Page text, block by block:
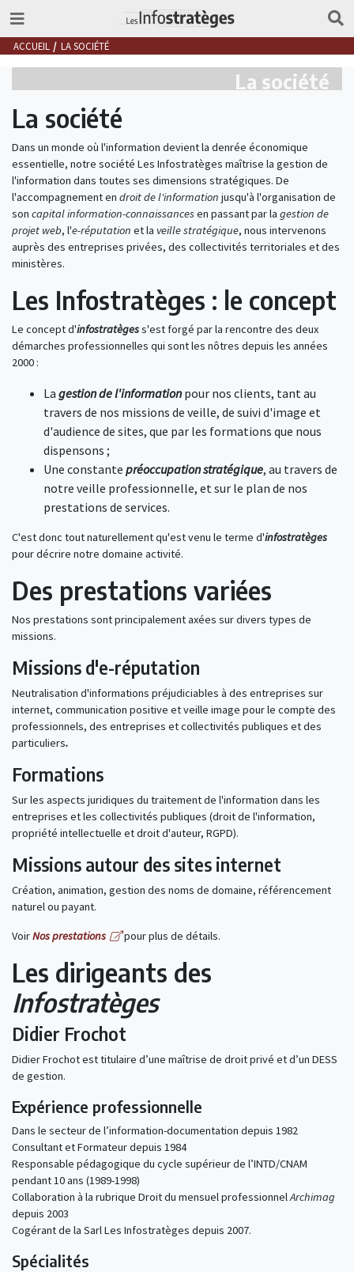
ACCUEIL LA SOCIÉTÉ
La société
La société
Dans un monde où l'information devient la denrée économique
essentielle, notre société Les Infostratèges maîtrise la gestion de
l'information dans toutes ses dimensions stratégiques. De
l'accompagnement en droit de l'information jusqu'à l'organisation de
son capital information-connaissances en passant par la gestion de
projet web, l'e-réputation et la veille stratégique, nous intervenons
auprès des entreprises privées, des collectivités territoriales et des
ministères.
Les Infostratèges : le concept
Le concept d'infostratègess'est forgé par la rencontre des deux
démarches professionnelles qui sont les nôtres depuis les années
2000 :
La gestion de l'informationpour nos clients, tant au
travers de nos missions de veille, de suivi d'image et
d'audience de sites, que par les formations que nous
dispensons ;
Une constante préoccupation stratégique, au travers de
notre veille professionnelle, et sur le plan de nos
prestations de services.
C'est donc tout naturellement qu'est venu le terme d'infostratèges
pour décrire notre domaine activité.
Des prestations variées
Nos prestations sont principalement axées sur divers types de
missions.
Missions d'e-réputation
Neutralisation d'informations préjudiciables à des entreprises sur
internet, communication positive et veille image pour le compte des
professionnels, des entreprises et collectivités publiques et des
particuliers.
Formations
Sur les aspects juridiques du traitement de l'information dans les
entreprises et les collectivités publiques (droit de l'information,
propriété intellectuelle et droit d'auteur, RGPD).
Missions autour des sites internet
Création, animation, gestion des noms de domaine, référencement
naturel ou payant.
VoirNos prestations pour plus de détails.
Les dirigeants des
Infostratèges
Didier Frochot
Didier Frochot est titulaire d’une maîtrise de droit privé et d’un DESS
de gestion.
Expérience professionnelle
Dans le secteur de l’information-documentation depuis 1982
Consultant et Formateur depuis 1984
Responsable pédagogique du cycle supérieur de l’INTD/CNAM
pendant 10 ans (1989-1998)
Collaboration à la rubrique Droit du mensuel professionnelArchimag
depuis 2003
Cogérant de la Sarl Les Infostratèges depuis 2007.
Spécialités